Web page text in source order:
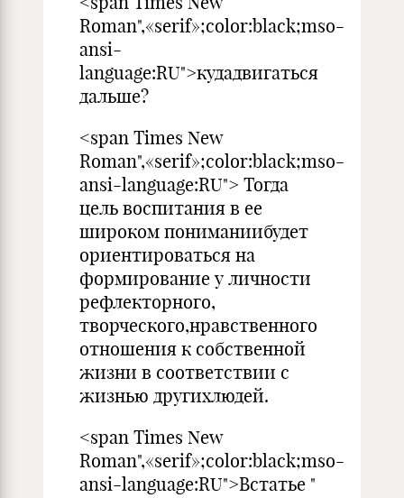
Roman",«serif»;color:black;mso-
ansi-
language:RU">кудадвигаться
дальше?
<span Times New
Roman",«serif»;color:black;mso-
ansi-language:RU"> Тогда
цель воспитания в ее
широком пониманиибудет
ориентироваться на
формирование у личности
рефлекторного,
творческого,нравственного
отношения к собственной
жизни в соответствии с
жизнью другихлюдей.
<span Times New
Roman",«serif»;color:black;mso-
ansi-language:RU">Встатье "